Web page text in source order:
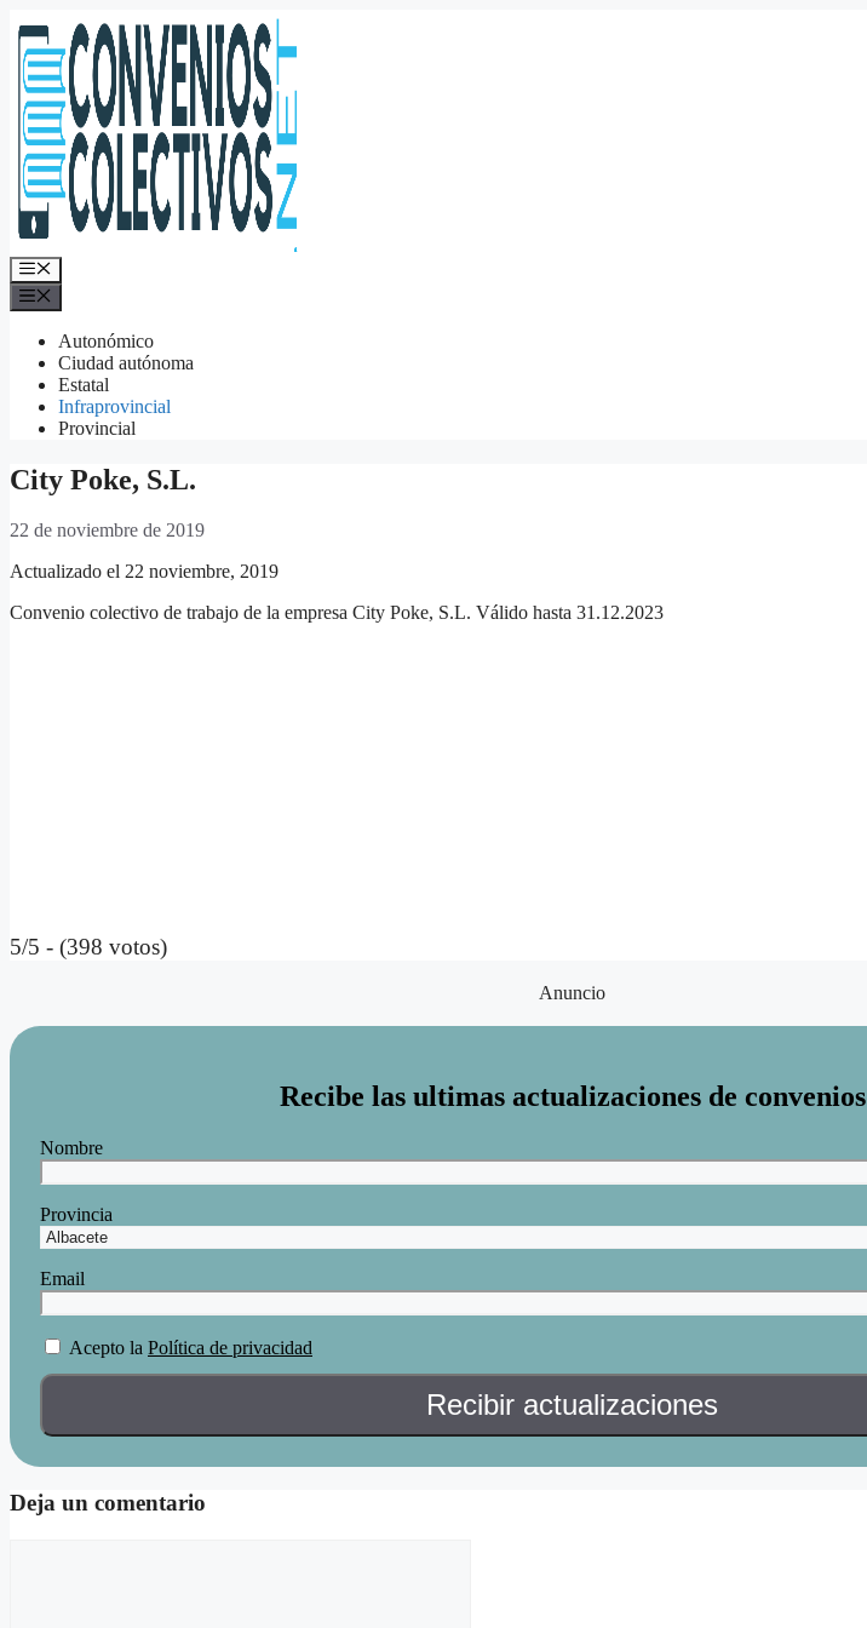
al
contenido
Menú
Autonómico
Ciudad autónoma
Estatal
Infraprovincial
Provincial
City Poke, S.L.
22 de noviembre de 2019
Actualizado el 22 noviembre, 2019
Convenio colectivo de trabajo de la empresa City Poke, S.L. Válido hasta 31.12.2023
5/5 - (398 votos)
Anuncio
Recibe las ultimas actualizaciones de convenios
Nombre
Provincia
Email
Acepto la Política de privacidad
Deja un comentario